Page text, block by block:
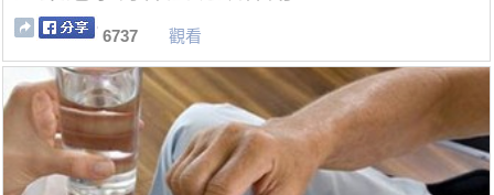
6737 觀看